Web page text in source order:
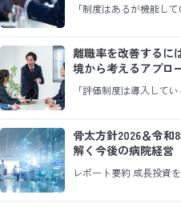
「制度はあるが機能し
離職率を改善するに
境から考えるアプロ
「評価制度は導入して
骨太方針2026＆令和
解く今後の病院経営
レポート要約 成長投資